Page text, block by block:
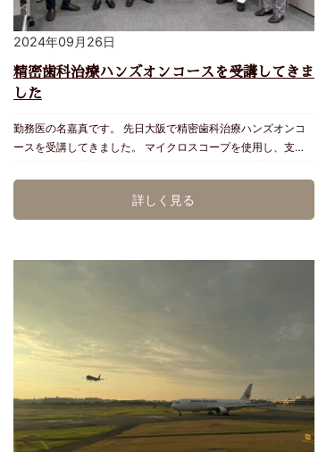
2024年09月26日
精密歯科治療ハンズオンコースを受講してきま
した
勤務医の名嘉真です。 先日大阪で精密歯科治療ハンズオンコ
ースを受講してきました。 マイクロスコープを使用し、支台
用顕微鏡のことで、 歯科治療の精度を上げるために活用され
ている機械です。 患部を20倍程度に拡大して治療を行い、 肉
眼や一般的な拡大鏡では見えないほど細かなところまで拡大し
す。 治療の精度を上げることで、被せ物と歯の境目を少なく
国で10%程度です。 当院では、開業当初より自費の根管治療
や被せ物の治療、自費の歯周病治療や再生療法手術等にマイク
ロスコープを多く活用しています。 マイクロスコープをうま
く使いこなせるよう、今回学んだ事を再度練習し、より精度の
高い治療を目指していけるよう精進していきたいとおもいま
す。
詳しく見る